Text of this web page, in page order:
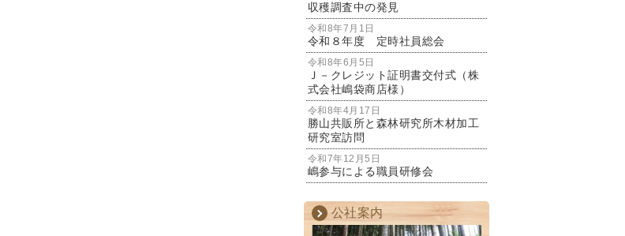
収穫調査中の発見
令和8年7月1日
令和８年度 定時社員総会
令和8年6月5日
Ｊ－クレジット証明書交付式（株
式会社嶋袋商店様）
令和8年4月17日
勝山共販所と森林研究所木材加工
研究室訪問
令和7年12月5日
嶋参与による職員研修会
公社案内